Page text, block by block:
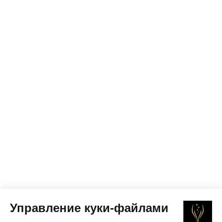
Управление куки-файлами